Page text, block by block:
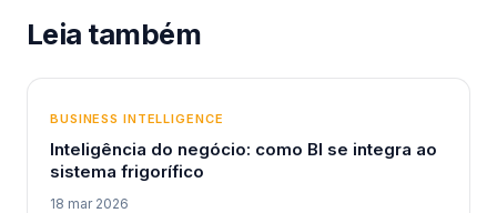
Leia também
BUSINESS INTELLIGENCE
Inteligência do negócio: como BI se integra ao
sistema frigorífico
18 mar 2026